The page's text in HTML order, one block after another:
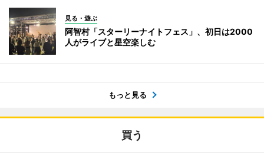
見る・遊ぶ
阿智村「スターリーナイトフェス」、初日は2000
人がライブと星空楽しむ
もっと見る
買う